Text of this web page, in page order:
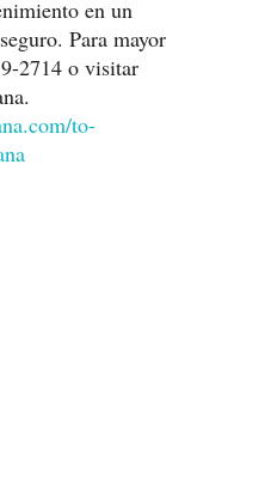
en un
Para mayor
2714 o visitar
to-